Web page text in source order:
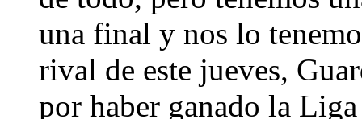
una final y nos lo
rival de este jueves,
por haber ganado la